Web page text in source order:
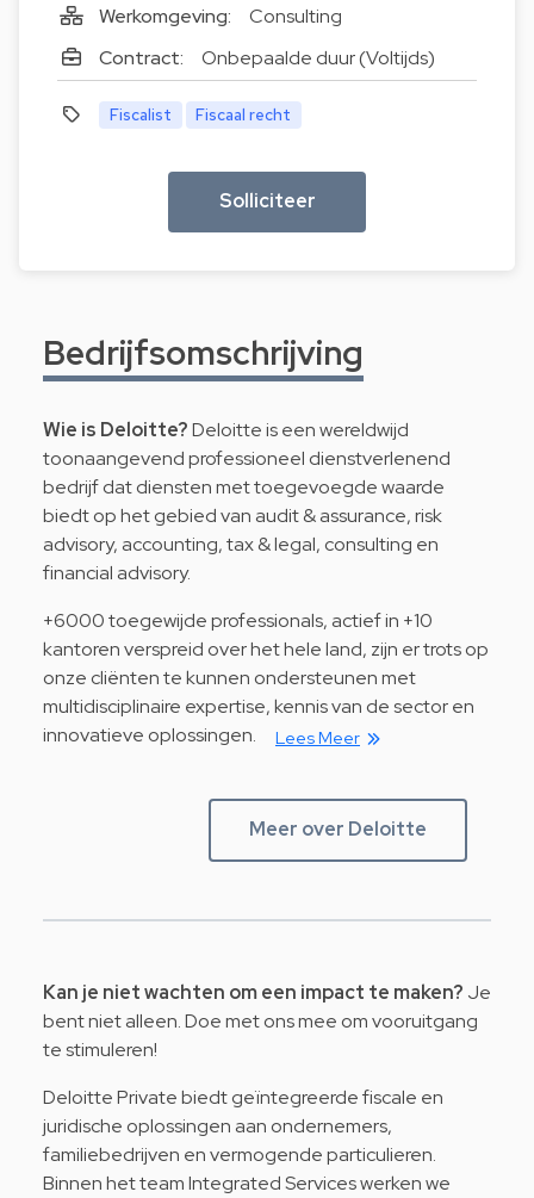
Werkomgeving:
Consulting
Contract:
Onbepaalde duur (Voltijds)
Fiscalist Fiscaal recht
Solliciteer
Bedrijfsomschrijving
Wie is Deloitte?Deloitte is een wereldwijd
toonaangevend professioneel dienstverlenend
bedrijf dat diensten met toegevoegde waarde
biedt op het gebied van audit & assurance, risk
advisory, accounting, tax & legal, consulting en
financial advisory.
+6000 toegewijde professionals, actief in +10
kantoren verspreid over het hele land, zijn er trots op
onze cliënten te kunnen ondersteunen met
multidisciplinaire expertise, kennis van de sector en
innovatieve oplossingen.
Lees Meer
Meer over Deloitte
Kan je niet wachten om een impact te maken? Je
bent niet alleen. Doe met ons mee om vooruitgang
te stimuleren!
Deloitte Private biedt geïntegreerde fiscale en
juridische oplossingen aan ondernemers,
familiebedrijven en vermogende particulieren.
Binnen het team Integrated Services werken we